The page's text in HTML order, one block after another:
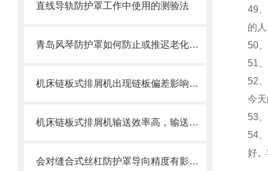
直线导轨防护罩工作中使用的测验法
青岛风琴防护罩如何防止或推迟老化，两方面工作要做好
机床链板式排屑机出现链板偏差影响效率了怎么办？
机床链板式排屑机输送效率高，输送速度选择范围大
会对缝合式丝杠防护罩导向精度有影响的因素都有哪些？
49
的
50
51
52
今
53
54
好